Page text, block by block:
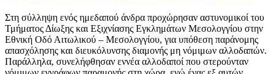
Στη σύλληψη ενός ημεδαπού άνδρα προχώρησαν αστυνομικοί του
Τμήματος Δίωξης και Εξιχνίασης Εγκλημάτων Μεσολογγίου στην
Εθνική Οδό Αιτωλικού – Μεσολογγίου, για υπόθεση παράνομης
απασχόλησης και διευκόλυνσης διαμονής μη νόμιμων αλλοδαπών.
Παράλληλα, συνελήφθησαν εννέα αλλοδαποί που στερούνταν